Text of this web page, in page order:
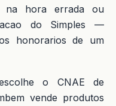
na hora errada ou
do Simples —
honorarios de um
o CNAE de
vende produtos